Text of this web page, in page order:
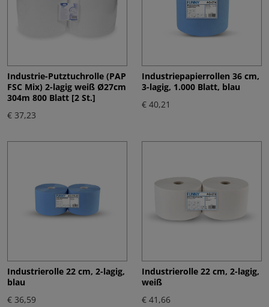
Industrie-Putztuchrolle (PAP
FSC Mix) 2-lagig weiß Ø27cm
304m 800 Blatt [2 St.]
€ 37,23
Industriepapierrollen 36 cm,
3-lagig, 1.000 Blatt, blau
€ 40,21
Industrierolle 22 cm, 2-lagig,
blau
€ 36,59
Industrierolle 22 cm, 2-lagig,
weiß
€ 41,66